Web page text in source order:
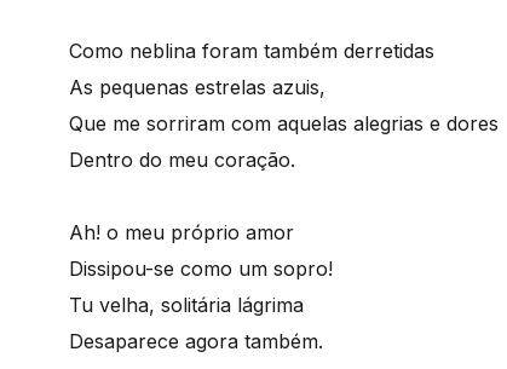
Como neblina foram também derretidas
As pequenas estrelas azuis,
Que me sorriram com aquelas alegrias e dores
Dentro do meu coração.
Ah! o meu próprio amor
Dissipou-se como um sopro!
Tu velha, solitária lágrima
Desaparece agora também.